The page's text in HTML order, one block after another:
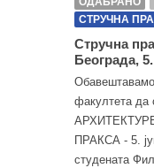
СТРУЧНА
Стручна
Београда,
факултета да
ПРАКСА - 5.
студената